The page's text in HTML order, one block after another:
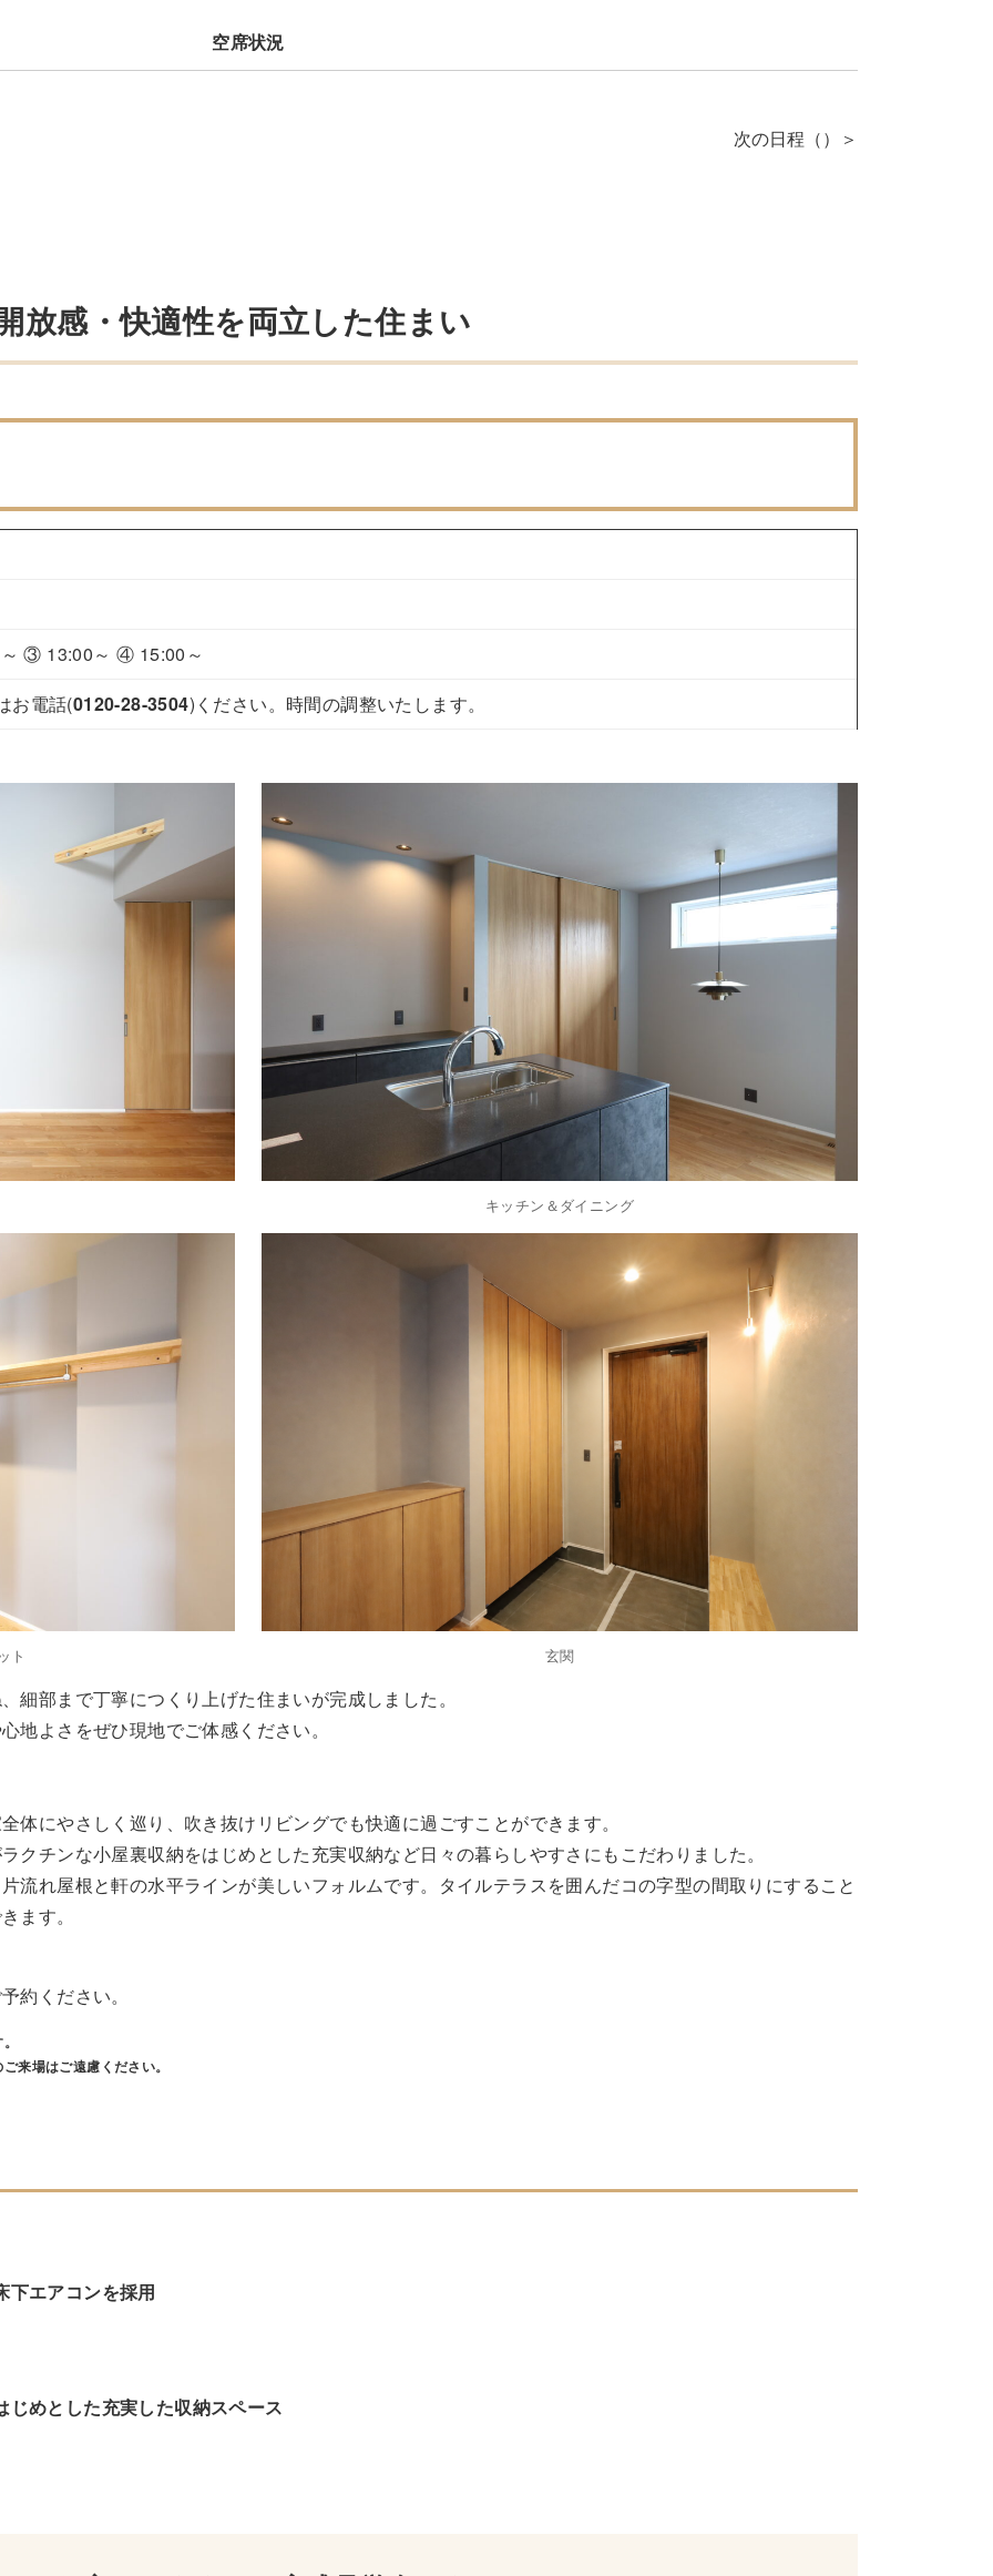
空席状況
放感・快適性を両立した住まい
③ 13:00～ ④ 15:00～
お電話(0120-28-3504)ください。時間の調整いたします。
キッチン＆ダイニング
ト 玄関
細部まで丁寧につくり上げた住まいが完成しました。
地よさをぜひ現地でご体感ください。
体にやさしく巡り、吹き抜けリビングでも快適に過ごすことができます。
クチンな小屋裏収納をはじめとした充実収納など日々の暮らしやすさにもこだわりました。
流れ屋根と軒の水平ラインが美しいフォルムです。タイルテラスを囲んだコの字型の間取りにすること
ます。
約ください。
ご来場はご遠慮ください。
下エアコンを採用
めとした充実した収納スペース